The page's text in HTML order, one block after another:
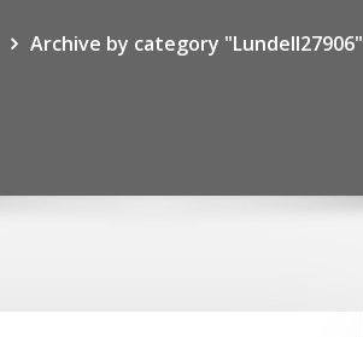
Archive by category "Lundell27906"